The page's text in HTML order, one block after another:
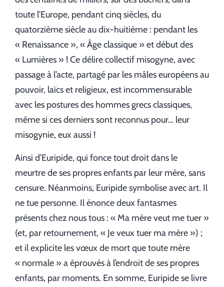
toute l’Europe, pendant cinq siècles, du
quatorzième siècle au dix-huitième : pendant les
« Renaissance », « Âge classique » et début des
« Lumières » ! Ce délire collectif misogyne, avec
passage à l’acte, partagé par les mâles européens au
pouvoir, laïcs et religieux, est incommensurable
avec les postures des hommes grecs classiques,
même si ces derniers sont reconnus pour… leur
misogynie, eux aussi !
Ainsi d’Euripide, qui fonce tout droit dans le
meurtre de ses propres enfants par leur mère, sans
censure. Néanmoins, Euripide symbolise avec art. Il
ne tue personne. Il énonce deux fantasmes
présents chez nous tous : « Ma mère veut me tuer »
(et, par retournement, « Je veux tuer ma mère ») ;
et il explicite les vœux de mort que toute mère
« normale » a éprouvés à l’endroit de ses propres
enfants, par moments. En somme, Euripide se livre